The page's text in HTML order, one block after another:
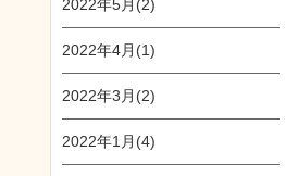
2022年5月(2)
2022年4月(1)
2022年3月(2)
2022年1月(4)